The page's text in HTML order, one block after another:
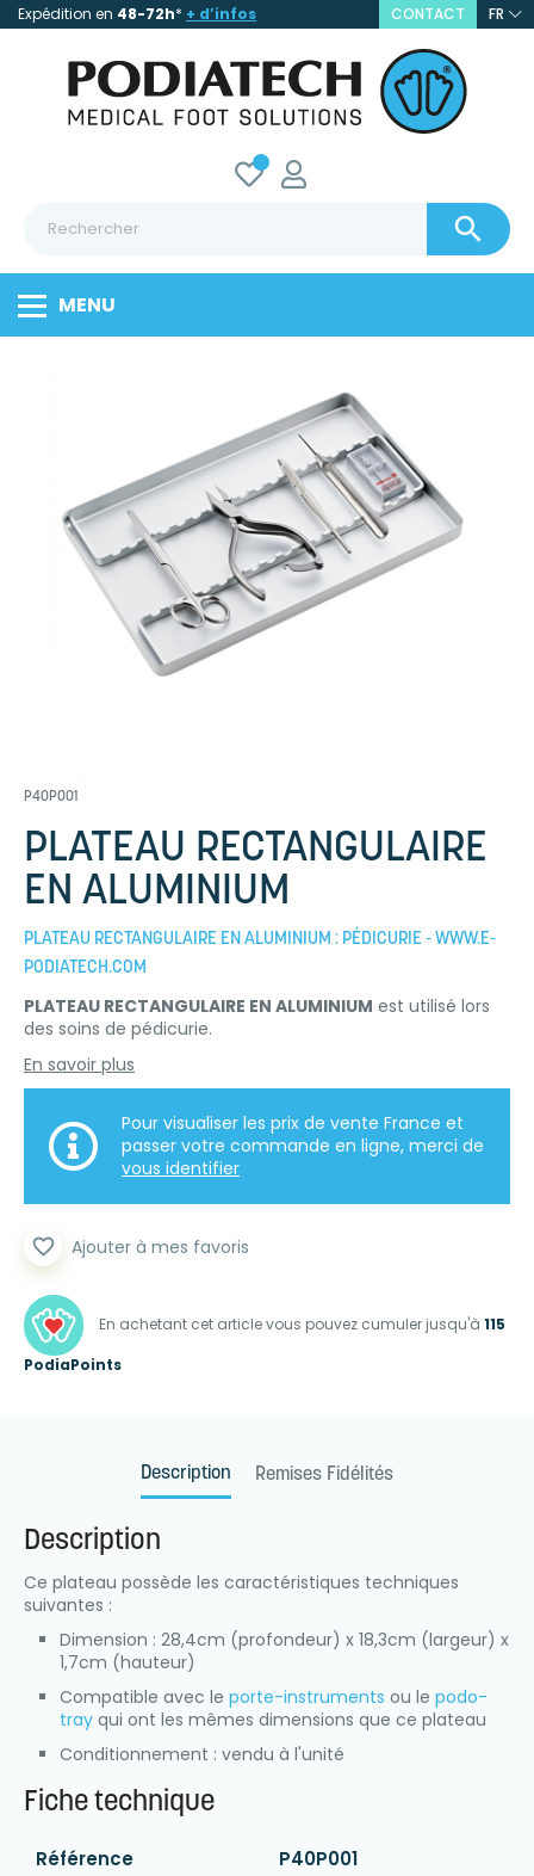
Expédition en 48-72h* + d’infos CONTACT FR

MENU
P40P001
PLATEAU RECTANGULAIRE
EN ALUMINIUM
PLATEAU RECTANGULAIRE EN ALUMINIUM : PÉDICURIE - WWW.E-
PODIATECH.COM
PLATEAU RECTANGULAIRE EN ALUMINIUM est utilisé lors
des soins de pédicurie.
En savoir plus
Pour visualiser les prix de vente France et
passer votre commande en ligne, merci de
vous identifier
En achetant cet article vous pouvez cumuler jusqu'à 115
PodiaPoints
favorite_border Ajouter à mes favoris
Description Remises Fidélités
Description
Ce plateau possède les caractéristiques techniques
suivantes :
Dimension : 28,4cm (profondeur) x 18,3cm (largeur) x
1,7cm (hauteur)
Compatible avec le porte-instruments ou le podo-
tray qui ont les mêmes dimensions que ce plateau
Conditionnement : vendu à l'unité
Fiche technique
Référence P40P001